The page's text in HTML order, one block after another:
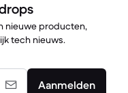
nieuwe producten,
tech nieuws.
Aanmelden